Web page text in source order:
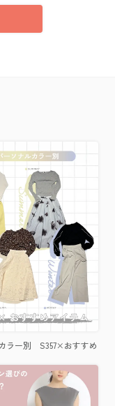
ラー別 S357×おすすめ